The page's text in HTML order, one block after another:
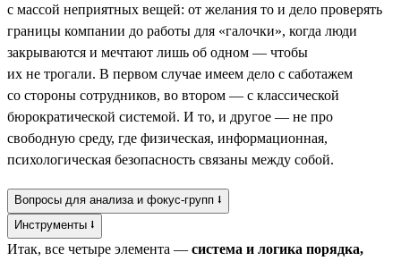
с массой неприятных вещей: от желания то и дело проверять
границы компании до работы для «галочки», когда люди
закрываются и мечтают лишь об одном — чтобы
их не трогали. В первом случае имеем дело с саботажем
со стороны сотрудников, во втором — с классической
бюрократической системой. И то, и другое — не про
свободную среду, где физическая, информационная,
психологическая безопасность связаны между собой.
Вопросы для анализа и фокус-групп ⭣
Инструменты ⭣
Итак, все четыре элемента — система и логика порядка,